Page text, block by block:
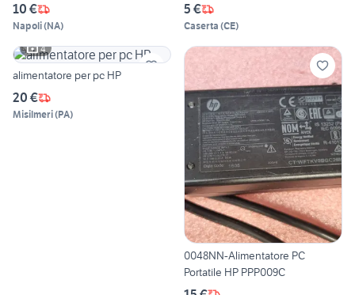
10 €
Napoli(NA)
5 €
Caserta (CE)
4
alimentatore per pc HP
20 €
Misilmeri(PA)
0048NN-Alimentatore PC
Portatile HP PPP009C